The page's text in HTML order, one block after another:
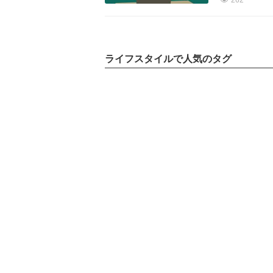
ライフスタイルで人気のタグ